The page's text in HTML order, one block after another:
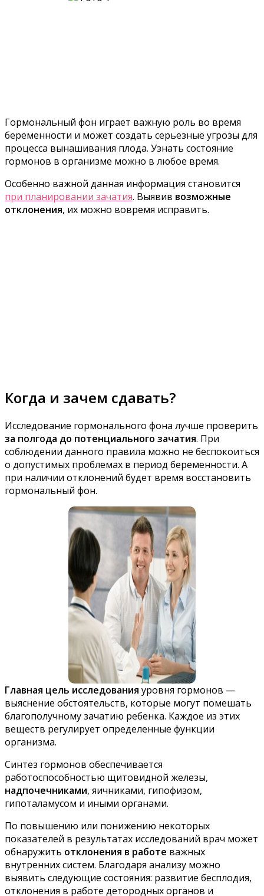
Гормональный фон играет важную роль во время
беременности и может создать серьезные угрозы для
процесса вынашивания плода. Узнать состояние
гормонов в организме можно в любое время.
Особенно важной данная информация становится
при планировании зачатия. Выявив возможные
отклонения, их можно вовремя исправить.
Когда и зачем сдавать?
Исследование гормонального фона лучше проверить
за полгода до потенциального зачатия. При
соблюдении данного правила можно не беспокоиться
о допустимых проблемах в период беременности. А
при наличии отклонений будет время восстановить
гормональный фон.
Главная цель исследования уровня гормонов —
выяснение обстоятельств, которые могут помешать
благополучному зачатию ребенка. Каждое из этих
веществ регулирует определенные функции
организма.
Синтез гормонов обеспечивается
работоспособностью щитовидной железы,
надпочечниками, яичниками, гипофизом,
гипоталамусом и иными органами.
По повышению или понижению некоторых
показателей в результатах исследований врач может
обнаружить отклонения в работе важных
внутренних систем. Благодаря анализу можно
выявить следующие состояния: развитие бесплодия,
отклонения в работе детородных органов и